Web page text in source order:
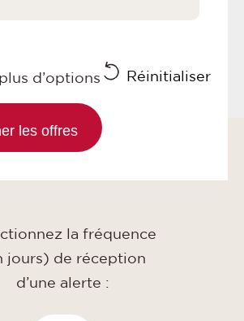
d’options Réinitialiser
la fréquence
jours) de réception
d’une alerte :